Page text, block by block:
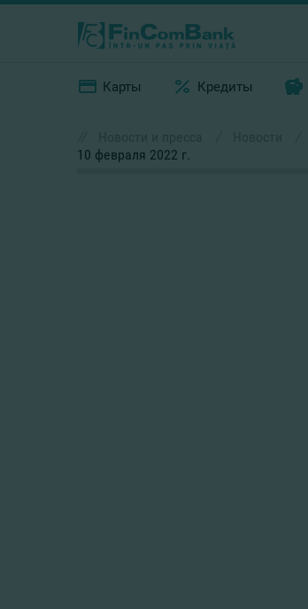
Карты Кредиты
10 февраля 2022 г.